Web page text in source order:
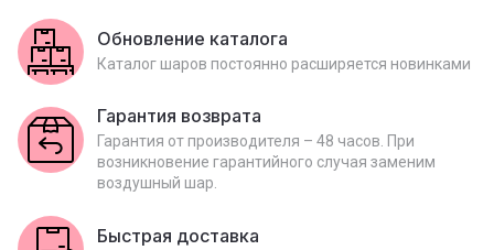
Обновление каталога
Каталог шаров постоянно расширяется новинками
Гарантия возврата
Гарантия от производителя – 48 часов. При
возникновение гарантийного случая заменим
воздушный шар.
Быстрая доставка